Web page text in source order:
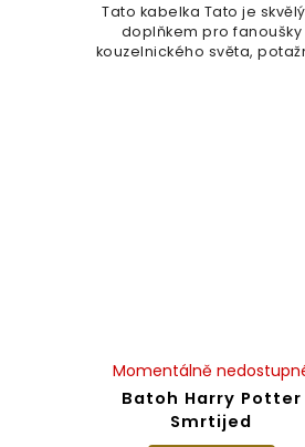
Tato kabelka Tato je
doplňkem pro fanoušky
kouzelnického světa,
Batoh Harry Potter
Smrtijed
Momentálně